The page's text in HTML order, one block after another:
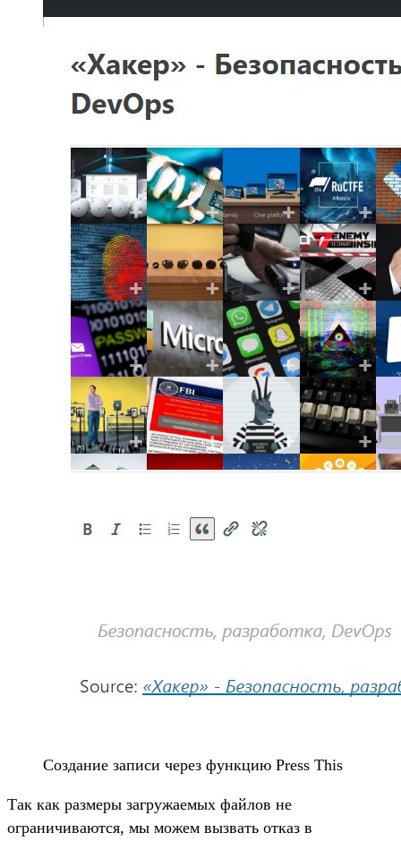
Создание записи через функцию Press This
Так как размеры загружаемых файлов не
ограничиваются, мы можем вызвать отказ в